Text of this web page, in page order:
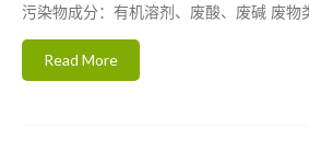
污染物成分：有机溶剂、废酸、废碱 废物
Read More